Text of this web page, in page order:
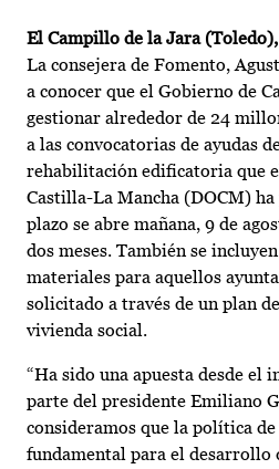
El Campillo de la Jara
La consejera de Fomento,
a conocer que el Gobierno de
gestionar alrededor de 24
a las convocatorias de ayudas
rehabilitación edificatoria que
Castilla-La Mancha (DOCM)
plazo se abre mañana, 9 de
dos meses. También se
materiales para aquellos
solicitado a través de un plan
vivienda social.
“Ha sido una apuesta desde el
parte del presidente Emiliano
consideramos que la política
fundamental para el desarrollo